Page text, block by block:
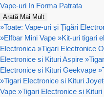
Vape-uri In Forma Patrata
Arată Mai Mult
»Toate: Vape-uri și Țigări
»Elfbar Mini Vape »Kit-uri tigari
Electronica »Tigari Electronice
Electronice si Kituri Aspire »
Electronice si Kituri Geekvape »
»Tigari Electronice si Kituri
Vape »Tigari Electronice si Kituri